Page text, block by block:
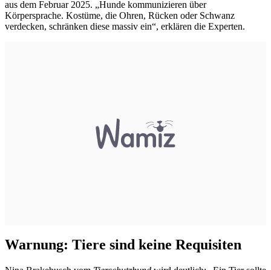
aus dem Februar 2025. „Hunde kommunizieren über
Körpersprache. Kostüme, die Ohren, Rücken oder Schwanz
verdecken, schränken diese massiv ein“, erklären die Experten.
Warnung: Tiere sind keine Requisiten